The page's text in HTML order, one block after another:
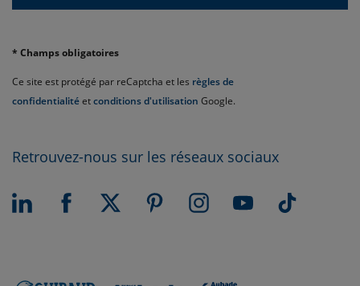
* Champs obligatoires
Ce site est protégé par reCaptcha et les règles de
confidentialitéetconditions d'utilisation Google.
Retrouvez-nous sur les réseaux sociaux